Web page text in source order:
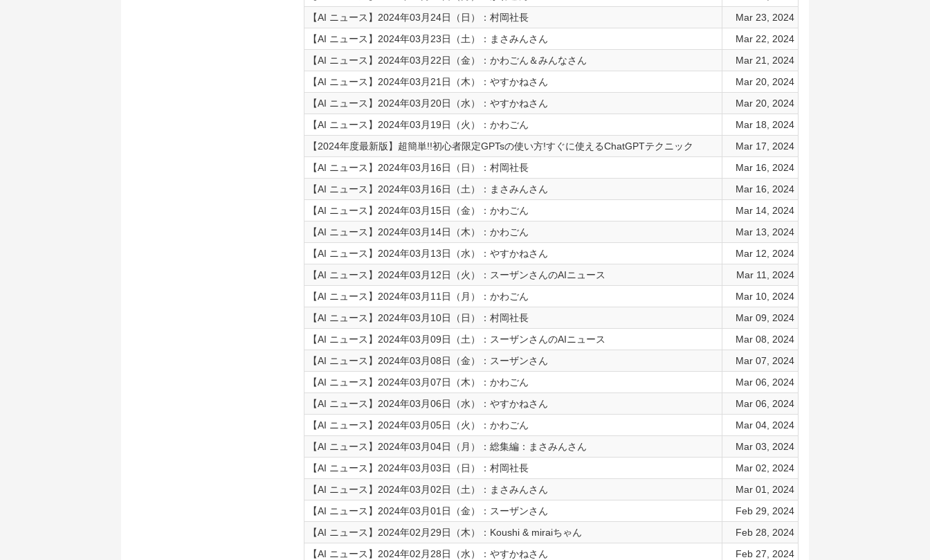
【AI ニュース】2024年03月24日（日）：村岡社長
Mar 23, 2024
【AI ニュース】2024年03月23日（土）：まさみんさん
Mar 22, 2024
【AI ニュース】2024年03月22日（金）：かわごん＆みんなさん
Mar 21, 2024
【AI ニュース】2024年03月21日（木）：やすかねさん
Mar 20, 2024
【AI ニュース】2024年03月20日（水）：やすかねさん
Mar 20, 2024
【AI ニュース】2024年03月19日（火）：かわごん
Mar 18, 2024
【2024年度最新版】超簡単!!初心者限定GPTsの使い方!すぐに使えるChatGPTテクニック
Mar 17, 2024
【AI ニュース】2024年03月16日（日）：村岡社長
Mar 16, 2024
【AI ニュース】2024年03月16日（土）：まさみんさん
Mar 16, 2024
【AI ニュース】2024年03月15日（金）：かわごん
Mar 14, 2024
【AI ニュース】2024年03月14日（木）：かわごん
Mar 13, 2024
【AI ニュース】2024年03月13日（水）：やすかねさん
Mar 12, 2024
【AI ニュース】2024年03月12日（火）：スーザンさんのAIニュース
Mar 11, 2024
【AI ニュース】2024年03月11日（月）：かわごん
Mar 10, 2024
【AI ニュース】2024年03月10日（日）：村岡社長
Mar 09, 2024
【AI ニュース】2024年03月09日（土）：スーザンさんのAIニュース
Mar 08, 2024
【AI ニュース】2024年03月08日（金）：スーザンさん
Mar 07, 2024
【AI ニュース】2024年03月07日（木）：かわごん
Mar 06, 2024
【AI ニュース】2024年03月06日（水）：やすかねさん
Mar 06, 2024
【AI ニュース】2024年03月05日（火）：かわごん
Mar 04, 2024
【AI ニュース】2024年03月04日（月）：総集編：まさみんさん
Mar 03, 2024
【AI ニュース】2024年03月03日（日）：村岡社長
Mar 02, 2024
【AI ニュース】2024年03月02日（土）：まさみんさん
Mar 01, 2024
【AI ニュース】2024年03月01日（金）：スーザンさん
Feb 29, 2024
【AI ニュース】2024年02月29日（木）：Koushi & miraiちゃん
Feb 28, 2024
【AI ニュース】2024年02月28日（水）：やすかねさん
Feb 27, 2024